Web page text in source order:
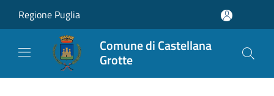
Regione Puglia
Comune di Castellana
Grotte